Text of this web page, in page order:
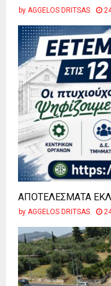
by AGGELOS DRITSAS
ΑΠΟΤΕΛΕΣΜΑΤΑ
by AGGELOS DRITSAS